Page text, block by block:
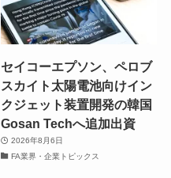
セイコーエプソン、ペロブ
スカイト太陽電池向けイン
クジェット装置開発の韓国
Gosan Techへ追加出資
2026年8月6日
FA業界・企業トピックス